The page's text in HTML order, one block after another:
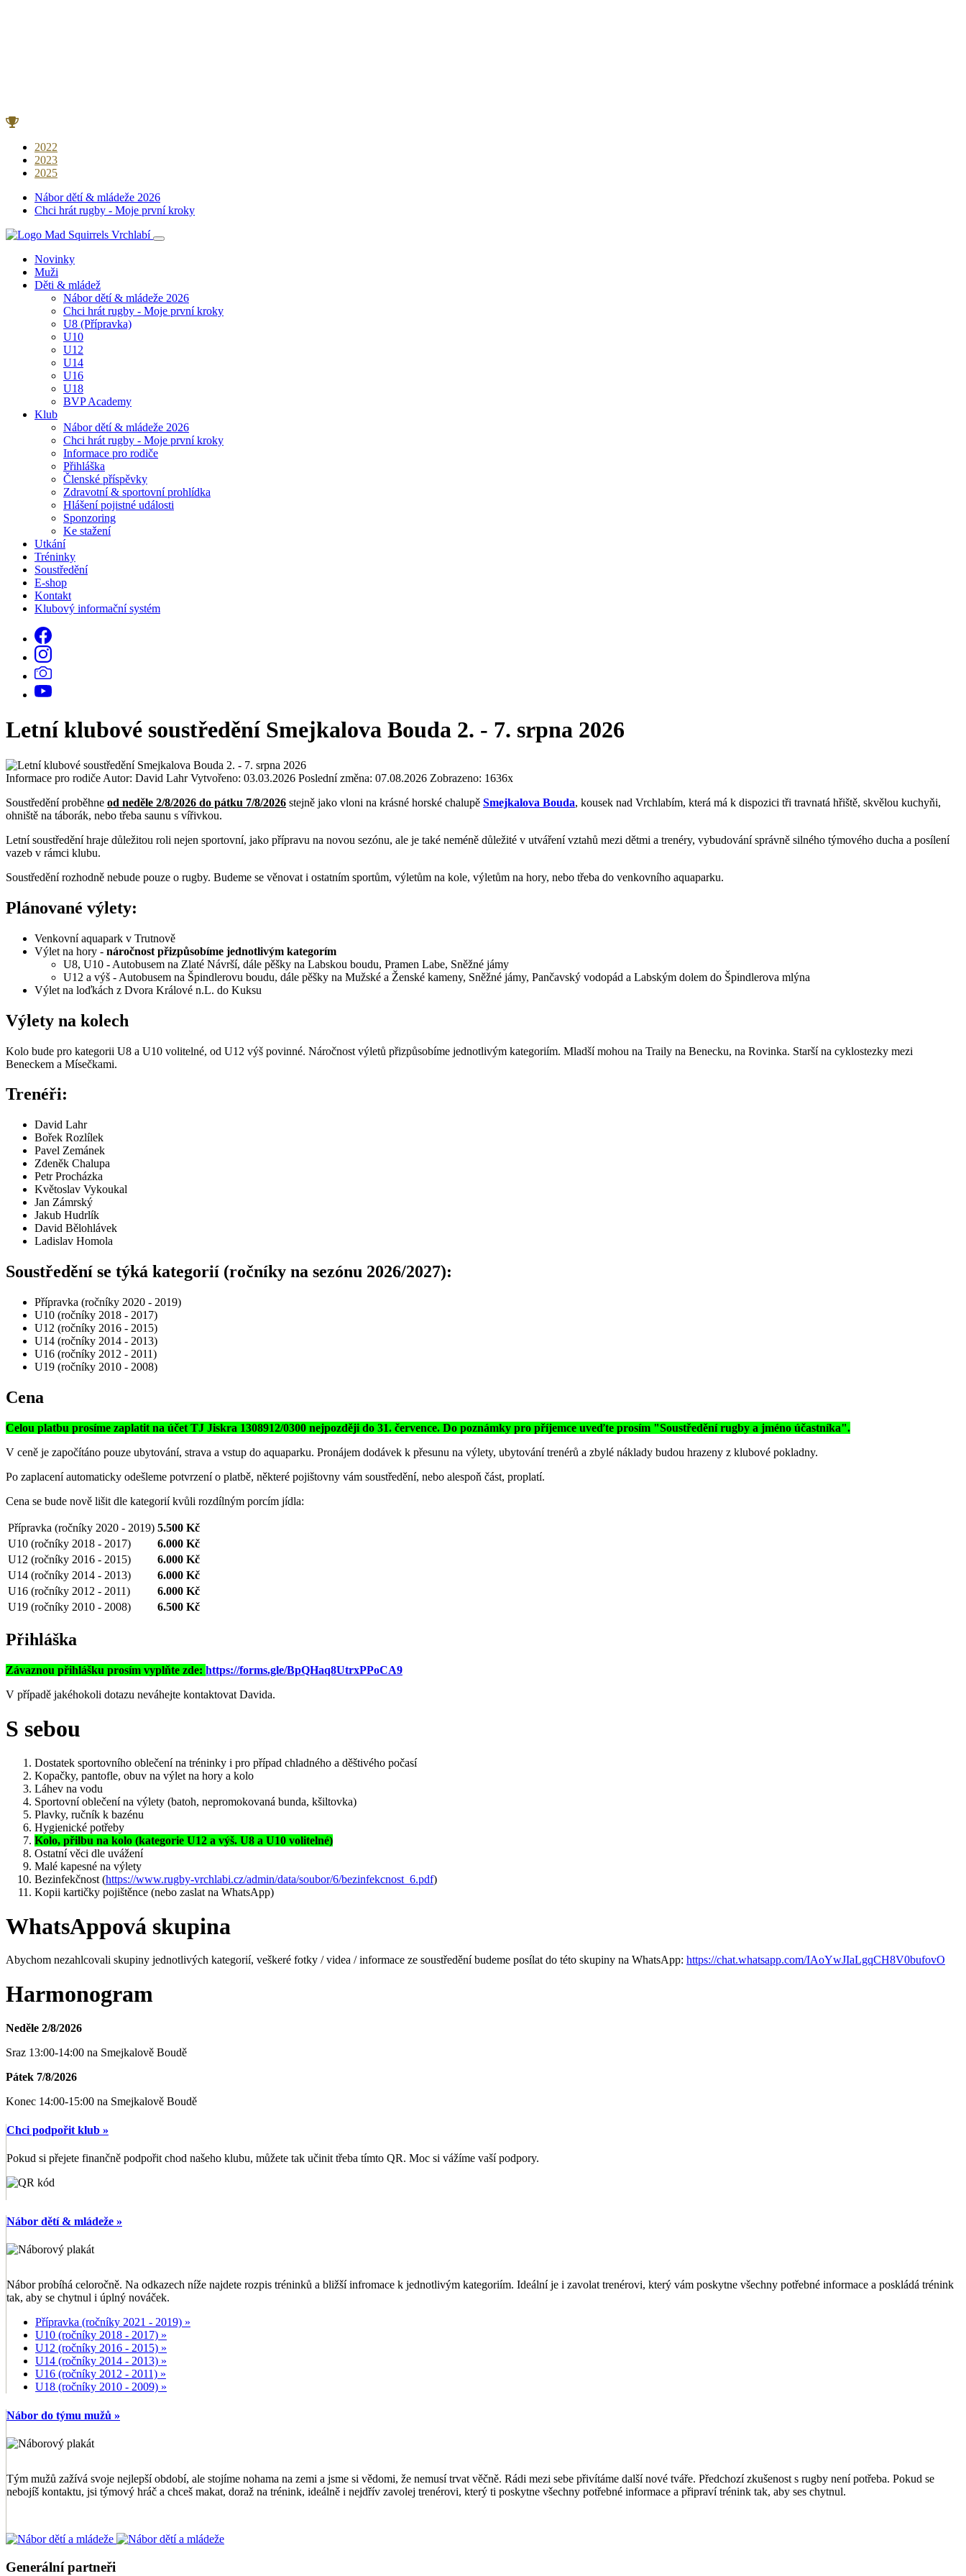
2022
2023
2025
Nábor dětí & mládeže 2026
Chci hrát rugby - Moje první kroky
Novinky
Muži
Děti & mládež
Nábor dětí & mládeže 2026
Chci hrát rugby - Moje první kroky
U8 (Přípravka)
U10
U12
U14
U16
U18
BVP Academy
Klub
Nábor dětí & mládeže 2026
Chci hrát rugby - Moje první kroky
Informace pro rodiče
Přihláška
Členské příspěvky
Zdravotní & sportovní prohlídka
Hlášení pojistné události
Sponzoring
Ke stažení
Utkání
Tréninky
Soustředění
E-shop
Kontakt
Klubový informační systém
Letní klubové soustředění Smejkalova Bouda 2. - 7. srpna 2026
Informace pro rodiče Autor: David Lahr Vytvořeno: 03.03.2026 Poslední změna: 07.08.2026 Zobrazeno: 1636x
Soustředění proběhne od neděle 2/8/2026 do pátku 7/8/2026 stejně jako vloni na krásné horské chalupě Smejkalova Bouda, kousek nad Vrchlabím, která má k dispozici tři travnatá hřiště, skvělou kuchyňi,
ohniště na táborák, nebo třeba saunu s vířivkou.
Letní soustředění hraje důležitou roli nejen sportovní, jako přípravu na novou sezónu, ale je také neméně důležité v utváření vztahů mezi dětmi a trenéry, vybudování správně silného týmového ducha a posílení
vazeb v rámci klubu.
Soustředění rozhodně nebude pouze o rugby. Budeme se věnovat i ostatním sportům, výletům na kole, výletům na hory, nebo třeba do venkovního aquaparku.
Plánované výlety:
Venkovní aquapark v Trutnově
Výlet na hory - náročnost přizpůsobíme jednotlivým kategorím
U8, U10 - Autobusem na Zlaté Návrší, dále pěšky na Labskou boudu, Pramen Labe, Sněžné jámy
U12 a výš - Autobusem na Špindlerovu boudu, dále pěšky na Mužské a Ženské kameny, Sněžné jámy, Pančavský vodopád a Labským dolem do Špindlerova mlýna
Výlet na loďkách z Dvora Králové n.L. do Kuksu
Výlety na kolech
Kolo bude pro kategorii U8 a U10 volitelné, od U12 výš povinné. Náročnost výletů přizpůsobíme jednotlivým kategoriím. Mladší mohou na Traily na Benecku, na Rovinka. Starší na cyklostezky mezi
Beneckem a Mísečkami.
Trenéři:
David Lahr
Bořek Rozlílek
Pavel Zemánek
Zdeněk Chalupa
Petr Procházka
Květoslav Vykoukal
Jan Zámrský
Jakub Hudrlík
David Bělohlávek
Ladislav Homola
Soustředění se týká kategorií (ročníky na sezónu 2026/2027):
Přípravka (ročníky 2020 - 2019)
U10 (ročníky 2018 - 2017)
U12 (ročníky 2016 - 2015)
U14 (ročníky 2014 - 2013)
U16 (ročníky 2012 - 2011)
U19 (ročníky 2010 - 2008)
Cena
Celou platbu prosíme zaplatit na účet TJ Jiskra 1308912/0300 nejpozději do 31. července. Do poznámky pro příjemce uveďte prosím "Soustředění rugby a jméno účastníka".
V ceně je započítáno pouze ubytování, strava a vstup do aquaparku. Pronájem dodávek k přesunu na výlety, ubytování trenérů a zbylé náklady budou hrazeny z klubové pokladny.
Po zaplacení automaticky odešleme potvrzení o platbě, některé pojištovny vám soustředění, nebo alespoň část, proplatí.
Cena se bude nově lišit dle kategorií kvůli rozdílným porcím jídla:
Přípravka (ročníky 2020 - 2019) 5.500 Kč
U10 (ročníky 2018 - 2017)
6.000 Kč
U12 (ročníky 2016 - 2015)
6.000 Kč
U14 (ročníky 2014 - 2013)
6.000 Kč
U16 (ročníky 2012 - 2011)
6.000 Kč
U19 (ročníky 2010 - 2008)
6.500 Kč
Přihláška
Závaznou přihlášku prosím vyplňte zde: https://forms.gle/BpQHaq8UtrxPPoCA9
V případě jakéhokoli dotazu neváhejte kontaktovat Davida.
S sebou
Dostatek sportovního oblečení na tréninky i pro případ chladného a děštivého počasí
Kopačky, pantofle, obuv na výlet na hory a kolo
Láhev na vodu
Sportovní oblečení na výlety (batoh, nepromokovaná bunda, kšiltovka)
Plavky, ručník k bazénu
Hygienické potřeby
Kolo, přilbu na kolo (kategorie U12 a výš. U8 a U10 volitelné)
Ostatní věci dle uvážení
Malé kapesné na výlety
Bezinfekčnost (https://www.rugby-vrchlabi.cz/admin/data/soubor/6/bezinfekcnost_6.pdf)
Kopii kartičky pojištěnce (nebo zaslat na WhatsApp)
WhatsAppová skupina
Abychom nezahlcovali skupiny jednotlivých kategorií, veškeré fotky / videa / informace ze soustředění budeme posílat do této skupiny na WhatsApp: https://chat.whatsapp.com/IAoYwJIaLgqCH8V0bufovO
Harmonogram
Neděle 2/8/2026
Sraz 13:00-14:00 na Smejkalově Boudě
Pátek 7/8/2026
Konec 14:00-15:00 na Smejkalově Boudě
Chci podpořit klub »
Pokud si přejete finančně podpořit chod našeho klubu, můžete tak učinit třeba tímto QR. Moc si vážíme vaší podpory.
Nábor dětí & mládeže »
Nábor probíhá celoročně. Na odkazech níže najdete rozpis tréninků a bližší infromace k jednotlivým kategoriím. Ideální je i zavolat trenérovi, který vám poskytne všechny potřebné informace a poskládá trénink
tak, aby se chytnul i úplný nováček.
Přípravka (ročníky 2021 - 2019) »
U10 (ročníky 2018 - 2017) »
U12 (ročníky 2016 - 2015) »
U14 (ročníky 2014 - 2013) »
U16 (ročníky 2012 - 2011) »
U18 (ročníky 2010 - 2009) »
Nábor do týmu mužů »
Tým mužů zažívá svoje nejlepší období, ale stojíme nohama na zemi a jsme si vědomi, že nemusí trvat věčně. Rádi mezi sebe přivítáme další nové tváře. Předchozí zkušenost s rugby není potřeba. Pokud se
nebojíš kontaktu, jsi týmový hráč a chceš makat, doraž na trénink, ideálně i nejdřív zavolej trenérovi, který ti poskytne všechny potřebné informace a připraví trénink tak, aby ses chytnul.
Generální partneři